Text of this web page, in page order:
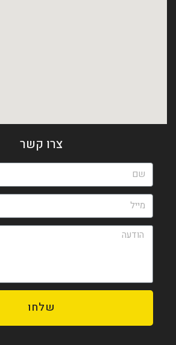
צרו קשר
שלחו